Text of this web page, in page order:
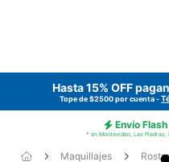
Hasta 15% OFF
Tope de $2500 por cuenta -
Envío
* en Montevideo, Las Piedras,
Maquillajes Rostro